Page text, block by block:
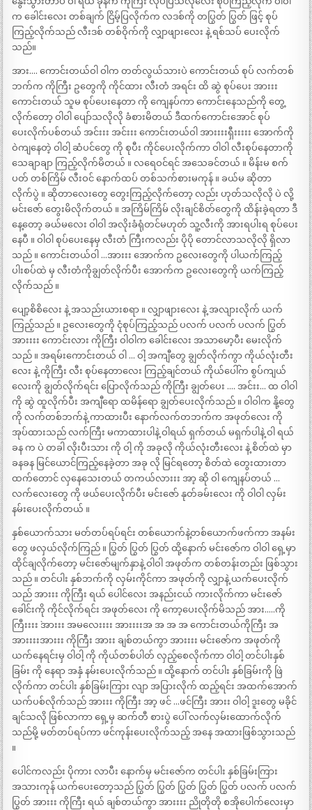
က ခေါင်းလေး တစ်ချက် ငြိမ့်ပြလိုက်က လဒစ်ကို တပြွတ် ပြွတ် ဖြင့် စုပ်
ကြည့်လိုက်သည် လီးဒစ် တစ်ဝိုက်ကို လျှာဖျားလေး နဲ့ ရစ်သပ် ပေးလိုက်
သည်။
အား…. ကောင်းတယ်ဝါ ဝါက တတ်လွယ်သားပဲ ကောင်းတယ် စုပ် လက်တစ်
ဘက်က ကိုကြီး ဥတွေကို ကိုင်ထား လီးတံ အရင်း ထိ ဆွဲ စုပ်ပေး အားးး
ကောင်းတယ် သူမ စုပ်ပေးနေတာ ကို ကျေနပ်ကာ ကောင်းနေသည်ကို တွေ့
လိုက်တော့ ဝါဝါ ပျော်သလိုလို ခံစားမိတယ် ဒီထက်ကောင်းအောင် စုပ်
ပေးလိုက်ပစ်တယ် အင်းးး အင်းးး ကောင်းတယ်ဝါ အားးးးရှီးးးးး အောက်ကို
ဝဲကျနေတဲ့ ဝါဝါ့ ဆံပင်တွေ ကို စုပီး ကိုင်ပေးလိုက်ကာ ဝါဝါ လီးစုပ်နေတာကို
သေချာချာ ကြည့်လိုက်မိတယ် ။ လရေဝင်ရင် အသေခင်တယ် ။ မိန်းမ စက်
ပတ် တစ်ကြိမ် လီးဝင် နောက်ထပ် တစ်သက်စားမကုန် ။ ခယ်မ ဆိုတာ
လိုက်ပွဲ ။ ဆိုတာလေးတွေ တွေးကြည့်လိုက်တော့ လည်း ဟုတ်သလိုလို ပဲ လို့
မင်းဇော် တွေးမိလိုက်တယ် ။ အကြိမ်ကြိမ် လိုးချင်စိတ်တွေကို ထိန်းခဲ့ရတာ ဒီ
နေ့တော့ ခယ်မလေး ဝါဝါ အလိုးခံရုံတင်မဟုတ် သူ့လီးကို အားရပါးရ စုပ်ပေး
နေပီ ။ ဝါဝါ စုပ်ပေးနေမှ လီးတံ ကြီးကလည်း ပိုပို တောင်လာသလိုလို ရှိလာ
သည် ။ ကောင်းတယ်ဝါ …အားးး အောက်က ဥလေးတွေကို ပါယက်ကြည့်
ပါးစပ်ထဲ မှ လီးတံကိုချွတ်လိုက်ပီး အောက်က ဥလေးတွေကို ယက်ကြည့်
လိုက်သည် ။
ပျော့စိစိလေး နဲ့ အသည်းယားစရာ ။ လျှာဖျားလေး နဲ့ အလျားလိုက် ယက်
ကြည့်သည် ။ ဥလေးတွေကို ငုံစုပ်ကြည့်သည် ပလက် ပလက် ပလက် ပြွတ်
အားးးး ကောင်းလား ကိုကြီး ဝါဝါက ခေါင်းလေး အသာမော့ပီး မေးလိုက်
သည် ။ အရမ်းကောင်းတယ် ဝါ … ဝါ့ အကျီတွေ ချွတ်လိုက်ကွာ ကိုယ်လုံးတီး
လေး နဲ့ ကိုကြီး လီး စုပ်နေတာလေး ကြည့်ချင်တယ် ကိုယ်ပေါ်က စွပ်ကျယ်
လေးကို ချွတ်လိုက်ရင်း ပြောလိုက်သည် ကိုကြီး ချွတ်ပေး …. အင်းး… ထ ဝါဝါ
ကို ဆွဲ ထူလိုက်ပီး အကျီရော ထမိန်ရော ချွတ်ပေးလိုက်သည် ။ ဝါဝါက နို့တွေ
ကို လက်တစ်ဘက်နဲ့ ကာထားပီး နောက်လက်တဘက်က အဖုတ်လေး ကို
အုပ်ထားသည် လက်ကြီး မကာထားပါနဲ့ ဝါရယ် ရှက်တယ် မရှက်ပါနဲ့ ဝါ ရယ်
ခန က ပဲ တခါ လိုးပီးသား ကို ဝါ့ ကို အခုလို ကိုယ်လုံးတီးလေး နဲ့ စိတ်ထဲ မှာ
ခနခန မြင်ယောင်ကြည့်နေခဲ့တာ အခု လို မြင်ရတော့ စိတ်ထဲ တွေးထားတာ
ထက်တောင် လှနေသေးတယ် တကယ်လားးး အာ့ ဆို ဝါ ကျေနပ်တယ် …
လက်လေးတွေ ကို ဖယ်ပေးလိုက်ပီး မင်းဇော် နုတ်ခမ်းလေး ကို ဝါဝါ လှမ်း
နမ်းပေးလိုက်တယ် ။
နှစ်ယောက်သား မတ်တပ်ရပ်ရင်း တစ်ယောက်နဲ့တစ်ယောက်ဖက်ကာ အနမ်း
တွေ ဖလှယ်လိုက်ကြည် ။ ပြွတ် ပြွတ် ပြွတ် ထို့နောက် မင်းဇော်က ဝါဝါ ရှေ့မှာ
ထိုင်ချလိုက်တော့ မင်းဇော်မျက်နှာနဲ့ ဝါဝါ အဖုတ်က တစ်တန်းတည်း ဖြစ်သွား
သည် ။ တင်ပါး နှစ်ဘက်ကို လှမ်းကိုင်ကာ အဖုတ်ကို လျှာနဲ့ ယက်ပေးလိုက်
သည် အားးး ကိုကြီး ရယ် ပေါင်လေး အနည်းငယ် ကားလိုက်ကာ မင်းဇော်
ခေါင်းကို ကိုင်လိုက်ရင်း အဖုတ်လေး ကို ကော့ပေးလိုက်မိသည် အား…..ကို
ကြီးးးး `အားးး အမလေးးးး အားးးးအ အ အ အ ကောင်းတယ်ကိုကြီး အ
အားးးးအားးး ကိုကြီး အားး ချစ်တယ်ကွာ အားးးး မင်းဇော်က အဖုတ်ကို
ယက်နေရင်းမှ ဝါဝါ့ ကို ကိုယ်တစ်ပါတ် လှည့်စေလိုက်ကာ ဝါဝါ့ တင်ပါးနှစ်
ခြမ်း ကို နေရာ အနှံ နမ်းပေးလိုက်သည် ။ ထို့နောက် တင်ပါး နှစ်ခြမ်းကို ဖြဲ
လိုက်ကာ တင်ပါး နှစ်ခြမ်းကြား လျာ အပြားလိုက် ထည့်ရင်း အထက်အောက်
ယက်ပစ်လိုက်သည် အားးး ကိုကြီး အာ့ ဖင် …ဖင်ကြီး အားး ဝါဝါ့ ဒူးတွေ မခိုင်
ချင်သလို ဖြစ်လာကာ ရှေ့မှ ဆက်တီ စားပွဲ ပေါ် လက်လှမ်းထောက်လိုက်
သည်မို့ မတ်တပ်ရပ်ကာ ဖင်ကုန်းပေးလိုက်သည့် အနေ အထားဖြစ်သွားသည်
။
ပေါင်ကလည်း ပိုကား လာပီး နောက်မှ မင်းဇော်က တင်ပါး နှစ်ခြမ်းကြား
အသားကုန် ယက်ပေးတော့သည် ပြွတ် ပြွတ် ပြွတ် ပြွတ် ပြွတ် ပလက် ပလက်
ပြွတ် အားးး ကိုကြီး ရယ် ချစ်တယ်ကွာ အားးးး ညိုတိုတို စအိုပေါက်လေးမှာ